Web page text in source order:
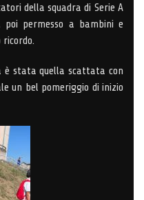
della squadra di Serie A
poi permesso a bambini e
stata quella scattata con
un bel pomeriggio di inizio